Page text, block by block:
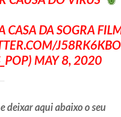
CASA DA SOGRA
MAY 8, 2020
e deixar aqui abaixo o seu